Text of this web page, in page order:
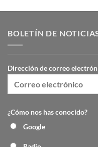
BOLETÍN DE
Dirección de correo
¿Cómo nos has conocido?
Google